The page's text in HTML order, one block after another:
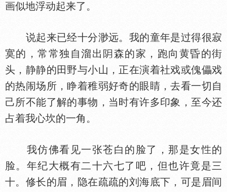
画似地浮动起来了。
说起来已经十分渺远。我的童年是过得很寂
寞的，常常独自溜出
森的家，跑向黄昏的街
头，静静的田野与小山，正在演着社戏或傀儡戏
的热闹场所，睁着稚弱好奇的眼睛，去看一切自
己所不能了解的事物，当时有许多印象，至今还
占着我心坎的一角。
我仿佛看见一张苍白的脸了，那是女
的
脸。年纪大概有二十六七了吧，但也许竟是三
十。修长的眉，隐在疏疏的刘海底下，可是眉间